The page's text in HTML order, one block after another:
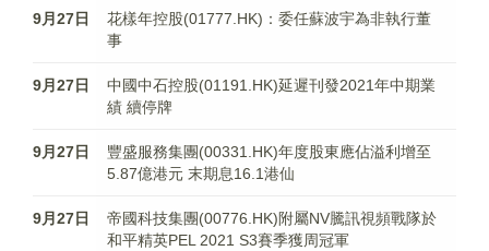
9月27日
花樣年控股(01777.HK)：委任蘇波宇為非執行董
事
9月27日
中國中石控股(01191.HK)延遲刊發2021年中期業
績 續停牌
9月27日
豐盛服務集團(00331.HK)年度股東應佔溢利增至
5.87億港元 末期息16.1港仙
9月27日
帝國科技集團(00776.HK)附屬NV騰訊視頻戰隊於
和平精英PEL 2021 S3賽季獲周冠軍